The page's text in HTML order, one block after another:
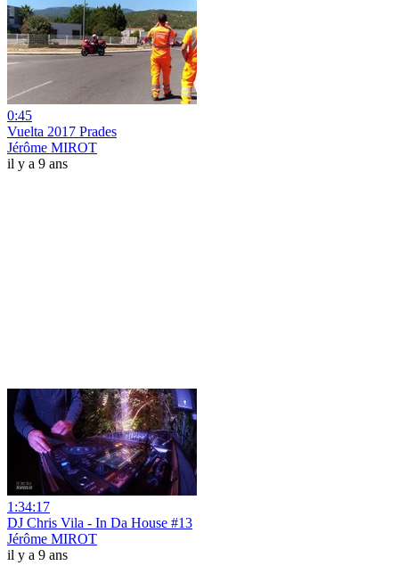
0:45
Vuelta 2017 Prades
Jérôme MIROT
il y a 9 ans
1:34:17
DJ Chris Vila - In Da House #13
Jérôme MIROT
il y a 9 ans